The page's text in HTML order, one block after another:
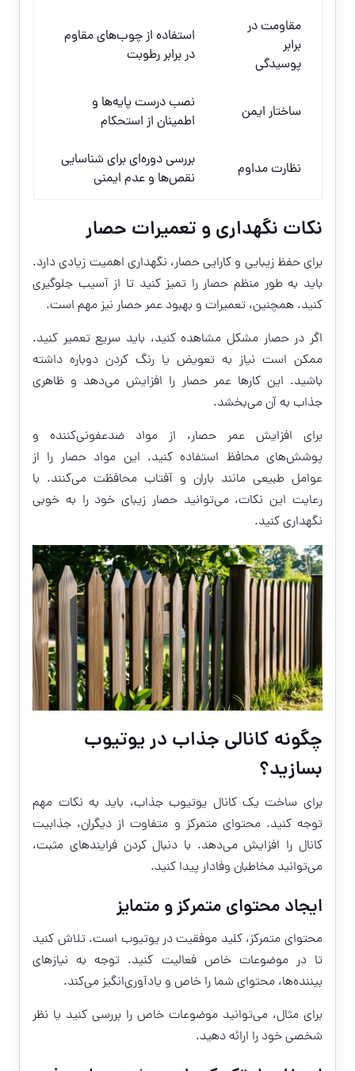
مقاومت در
برابر
پوسیدگی
استفاده از چوب‌های مقاوم
در برابر رطوبت
ساختار ایمن
نصب درست پایه‌ها و
اطمینان از استحکام
نظارت مداوم
بررسی دوره‌ای برای شناسایی
نقص‌ها و عدم ایمنی
نکات نگهداری و تعمیرات حصار
برای حفظ زیبایی و کارایی حصار، نگهداری اهمیت زیادی دارد.
باید به طور منظم حصار را تمیز کنید تا از آسیب جلوگیری
کنید. همچنین، تعمیرات و بهبود عمر حصار نیز مهم است.
اگر در حصار مشکل مشاهده کنید، باید سریع تعمیر کنید.
ممکن است نیاز به تعویض یا رنگ کردن دوباره داشته
باشید. این کارها عمر حصار را افزایش می‌دهد و ظاهری
جذاب به آن می‌بخشد.
برای افزایش عمر حصار، از مواد ضدعفونی‌کننده و
پوشش‌های محافظ استفاده کنید. این مواد حصار را از
عوامل طبیعی مانند باران و آفتاب محافظت می‌کنند. با
رعایت این نکات، می‌توانید حصار زیبای خود را به خوبی
نگهداری کنید.
چگونه کانالی جذاب در یوتیوب
بسازید؟
برای ساخت یک کانال یوتیوب جذاب، باید به نکات مهم
توجه کنید. محتوای متمرکز و متفاوت از دیگران، جذابیت
کانال را افزایش می‌دهد. با دنبال کردن فرایندهای مثبت،
می‌توانید مخاطبان وفادار پیدا کنید.
ایجاد محتوای متمرکز و متمایز
محتوای متمرکز، کلید موفقیت در یوتیوب است. تلاش کنید
تا در موضوعات خاص فعالیت کنید. توجه به نیازهای
بیننده‌ها، محتوای شما را خاص و یادآوری‌انگیز می‌کند.
برای مثال، می‌توانید موضوعات خاص را بررسی کنید یا نظر
شخصی خود را ارائه دهید.